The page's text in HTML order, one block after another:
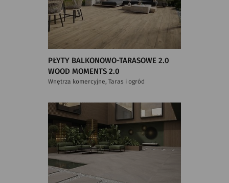
PŁYTY BALKONOWO-TARASOWE 2.0
WOOD MOMENTS 2.0
Wnętrza komercyjne, Taras i ogród